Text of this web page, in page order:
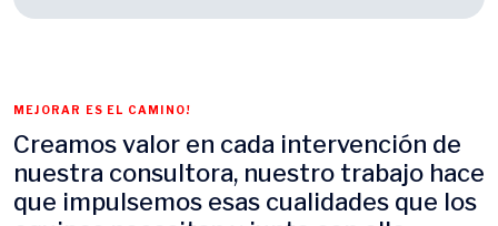
Creamos valor en cada intervención de
nuestra consultora, nuestro trabajo hace
que impulsemos esas cualidades que los